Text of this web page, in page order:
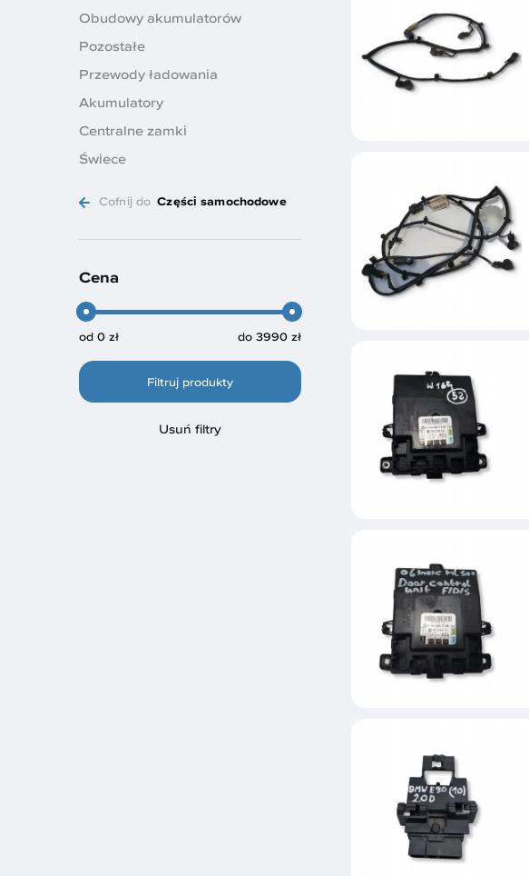
Obudowy akumulatorów
Pozostałe
Przewody ładowania
Akumulatory
Centralne zamki
Świece
Cofnij do Części samochodowe
Cena
od 0 zł do 3990 zł
Filtruj produkty
Usuń filtry